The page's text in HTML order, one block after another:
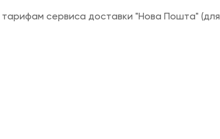
сервиса доставки "Нова Пошта"